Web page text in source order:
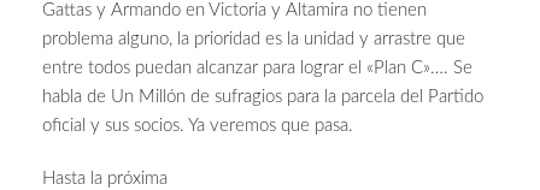
Gattas y Armando en Victoria y Altamira no tienen
problema alguno, la prioridad es la unidad y arrastre que
entre todos puedan alcanzar para lograr el «Plan C»…. Se
habla de Un Millón de sufragios para la parcela del Partido
oficial y sus socios. Ya veremos que pasa.
Hasta la próxima